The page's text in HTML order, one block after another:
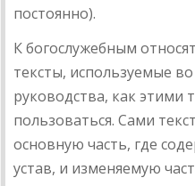
постоянно).
К богослужебным
тексты, используемые
руководства, как этими
пользоваться. Сами
основную часть, где
устав, и изменяемую